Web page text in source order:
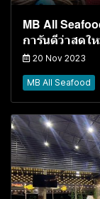
MB All
การันตีว่าสดใ
20 Nov 2023
MB All Seafood